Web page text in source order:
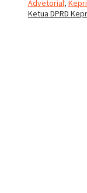
Advetorial, Kepri
Ketua DPRD